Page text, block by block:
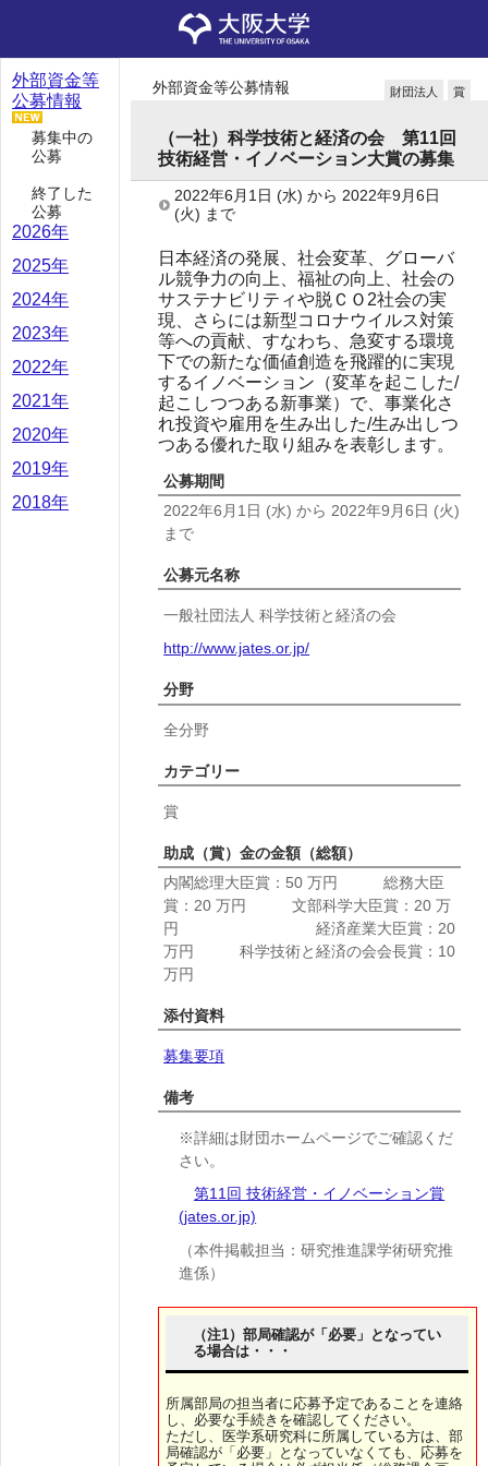
外部資金等
公募情報
募集中の
公募
終了した
公募
2026年
2025年
2024年
2023年
2022年
2021年
2020年
2019年
2018年
外部資金等公募情報 財団法人 賞
（一社）科学技術と経済の会 第11回
技術経営・イノベーション大賞の募集
2022年6月1日 (水) から 2022年9月6日
(火) まで
日本経済の発展、社会変革、グローバ
ル競争力の向上、福祉の向上、社会の
サステナビリティや脱ＣＯ2社会の実
現、さらには新型コロナウイルス対策
等への貢献、すなわち、急変する環境
下での新たな価値創造を飛躍的に実現
するイノベーション（変革を起こした/
起こしつつある新事業）で、事業化さ
れ投資や雇用を生み出した/生み出しつ
つある優れた取り組みを表彰します。
公募期間
2022年6月1日 (水) から 2022年9月6日 (火)
まで
公募元名称
一般社団法人 科学技術と経済の会
http://www.jates.or.jp/
分野
全分野
カテゴリー
賞
助成（賞）金の金額（総額）
内閣総理大臣賞：50 万円 総務大臣
賞：20 万円 文部科学大臣賞：20 万
円 経済産業大臣賞：20
万円 科学技術と経済の会会長賞：10
万円
添付資料
募集要項
備考
※詳細は財団ホームページでご確認くだ
さい。
第11回 技術経営・イノベーション賞
(jates.or.jp)
（本件掲載担当：研究推進課学術研究推
進係）
（注1）部局確認が「必要」となってい
る場合は・・・
所属部局の担当者に応募予定であることを連絡
し、必要な手続きを確認してください。
ただし、医学系研究科に所属している方は、部
局確認が「必要」となっていなくても、応募を